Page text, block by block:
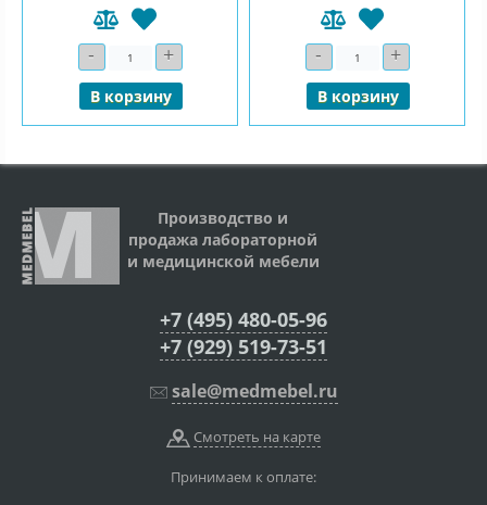
- Количество+
В корзину
- Количество+
В корзину
Производство и
продажа лабораторной
и медицинской мебели
+7 (495) 480-05-96
+7 (929) 519-73-51
sale@medmebel.ru
Смотреть на карте
Принимаем к оплате: